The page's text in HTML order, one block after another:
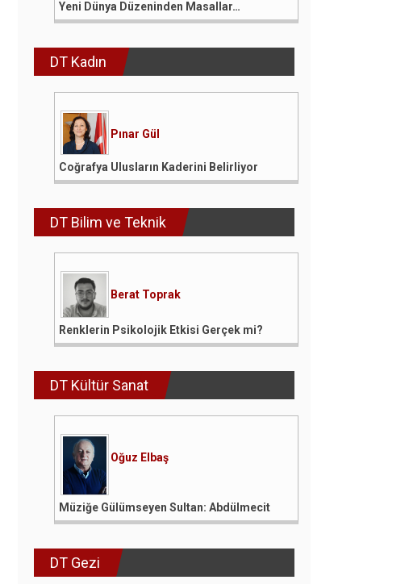
Yeni Dünya Düzeninden Masallar…
DT Kadın
Pınar Gül
Coğrafya Ulusların Kaderini Belirliyor
DT Bilim ve Teknik
Berat Toprak
Renklerin Psikolojik Etkisi Gerçek mi?
DT Kültür Sanat
Oğuz Elbaş
Müziğe Gülümseyen Sultan: Abdülmecit
DT Gezi